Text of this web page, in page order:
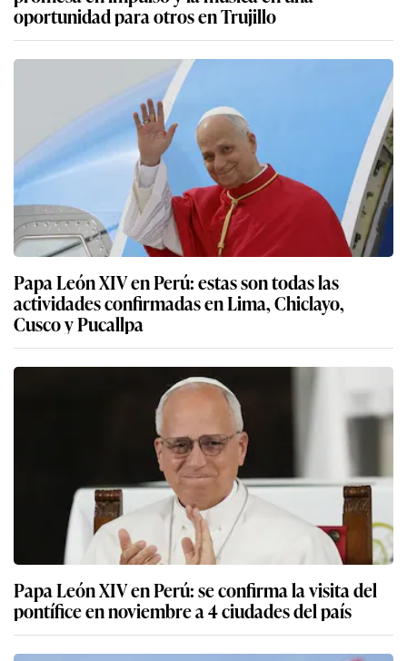
oportunidad para otros en Trujillo
Papa León XIV en Perú: estas son todas las
actividades confirmadas en Lima, Chiclayo,
Cusco y Pucallpa
Papa León XIV en Perú: se confirma la visita del
pontífice en noviembre a 4 ciudades del país